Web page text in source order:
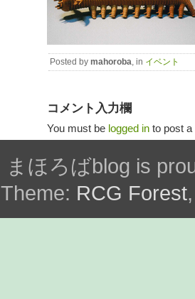
Posted by mahoroba, in イベント
コメント入力欄
You must be logged in to post
まほろばblog is
Theme: RCG Forest